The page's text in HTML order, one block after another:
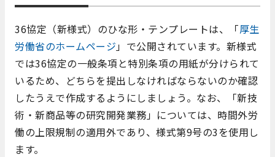
36協定（新様式）のひな形・テンプレートは、「厚生
労働省のホームページ 」で公開されています。新様式
では36協定の一般条項と特別条項の用紙が分けられて
いるため、どちらを提出しなければならないのか確認
したうえで作成するようにしましょう。なお、「新技
術‧新商品等の研究開発業務」については、時間外労
働の上限規制の適用外であり、様式第9号の3を使用し
ます。